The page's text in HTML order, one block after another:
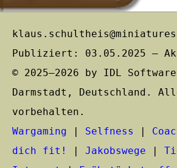
Publiziert: 03.05.2025 –
© 2025–2026 by IDL Software
Darmstadt, Deutschland.
vorbehalten.
Wargaming | Selfness |
dich fit!
| Jakobswege |